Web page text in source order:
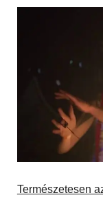
Természetesen